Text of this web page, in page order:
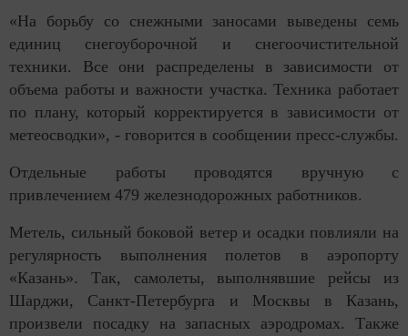
«На борьбу со снежными заносами выведены семь
единиц снегоуборочной и снегоочистительной
техники. Все они распределены в зависимости от
объема работы и важности участка. Техника работает
по плану, который корректируется в зависимости от
метеосводки», - говорится в сообщении пресс-службы.
Отдельные работы проводятся вручную с
привлечением 479 железнодорожных работников.
Метель, сильный боковой ветер и осадки повлияли на
регулярность выполнения полетов в аэропорту
«Казань». Так, самолеты, выполнявшие рейсы из
Шарджи, Санкт-Петербурга и Москвы в Казань,
произвели посадку на запасных аэродромах. Также